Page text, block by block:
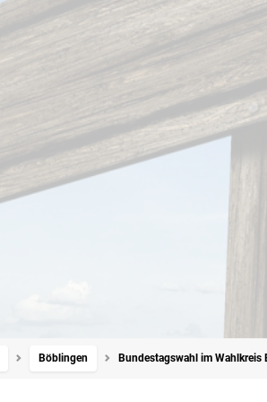
Böblingen Bundestagswahl im